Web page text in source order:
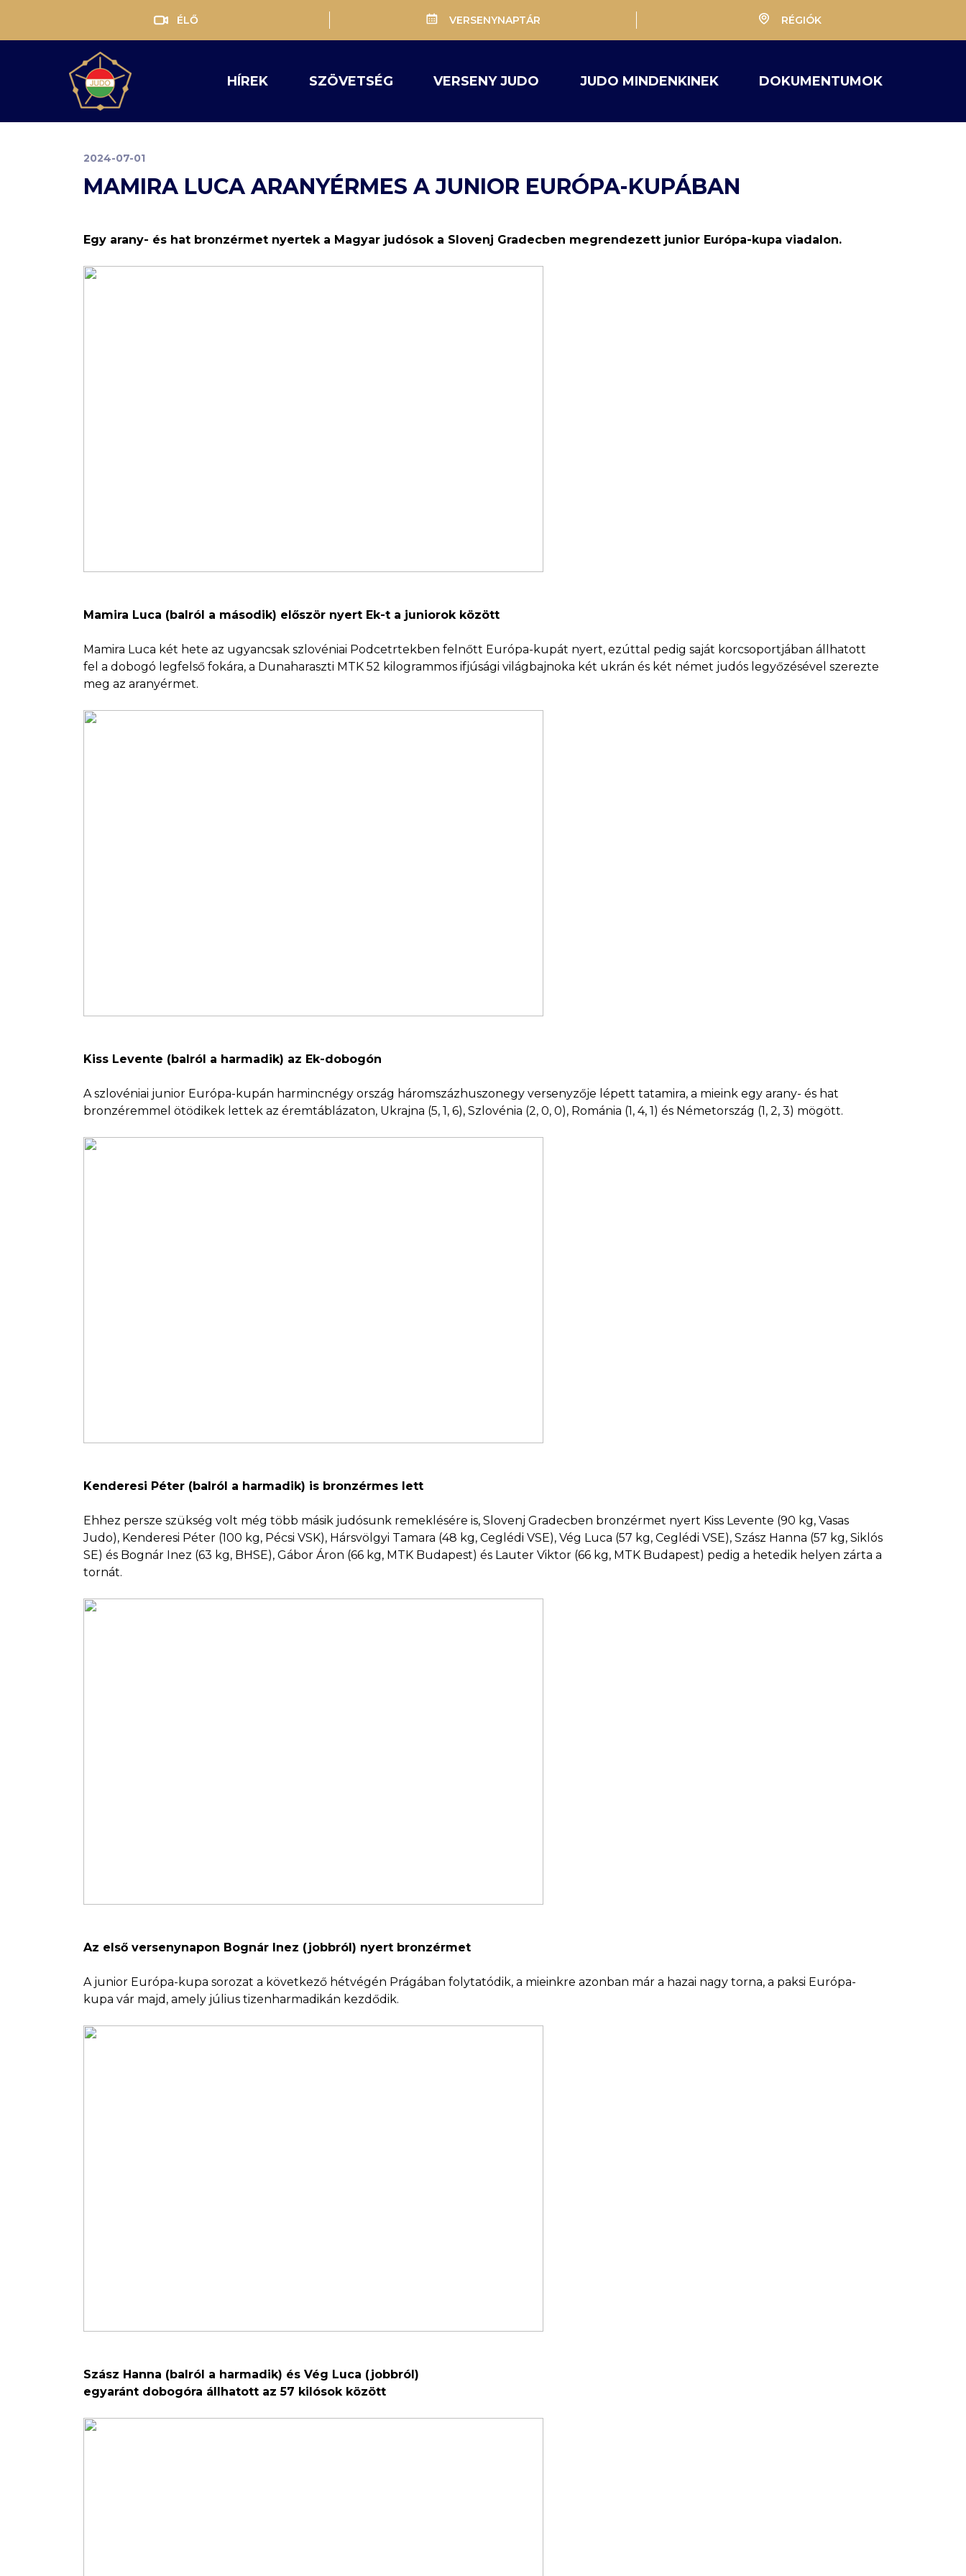
ÉLŐ VERSENYNAPTÁR RÉGIÓK
HÍREK SZÖVETSÉG VERSENY JUDO JUDO MINDENKINEK DOKUMENTUMOK
2024-07-01
MAMIRA LUCA ARANYÉRMES A JUNIOR EURÓPA-KUPÁBAN
Egy arany- és hat bronzérmet nyertek a Magyar judósok a Slovenj Gradecben megrendezett junior Európa-kupa viadalon.
Mamira Luca (balról a második) először nyert Ek-t a juniorok között
Mamira Luca két hete az ugyancsak szlovéniai Podcetrtekben felnőtt Európa-kupát nyert, ezúttal pedig saját korcsoportjában állhatott
fel a dobogó legfelső fokára, a Dunaharaszti MTK 52 kilogrammos ifjúsági világbajnoka két ukrán és két német judós legyőzésével szerezte
meg az aranyérmet.
Kiss Levente (balról a harmadik) az Ek-dobogón
A szlovéniai junior Európa-kupán harmincnégy ország háromszázhuszonegy versenyzője lépett tatamira, a mieink egy arany- és hat
bronzéremmel ötödikek lettek az éremtáblázaton, Ukrajna (5, 1, 6), Szlovénia (2, 0, 0), Románia (1, 4, 1) és Németország (1, 2, 3) mögött.
Kenderesi Péter (balról a harmadik) is bronzérmes lett
Ehhez persze szükség volt még több másik judósunk remeklésére is, Slovenj Gradecben bronzérmet nyert Kiss Levente (90 kg, Vasas
Judo), Kenderesi Péter (100 kg, Pécsi VSK), Hársvölgyi Tamara (48 kg, Ceglédi VSE), Vég Luca (57 kg, Ceglédi VSE), Szász Hanna (57 kg, Siklós
SE) és Bognár Inez (63 kg, BHSE), Gábor Áron (66 kg, MTK Budapest) és Lauter Viktor (66 kg, MTK Budapest) pedig a hetedik helyen zárta a
tornát.
Az első versenynapon Bognár Inez (jobbról) nyert bronzérmet
A junior Európa-kupa sorozat a következő hétvégén Prágában folytatódik, a mieinkre azonban már a hazai nagy torna, a paksi Európa-
kupa vár majd, amely július tizenharmadikán kezdődik.
Szász Hanna (balról a harmadik) és Vég Luca (jobbról)
egyaránt dobogóra állhatott az 57 kilósok között